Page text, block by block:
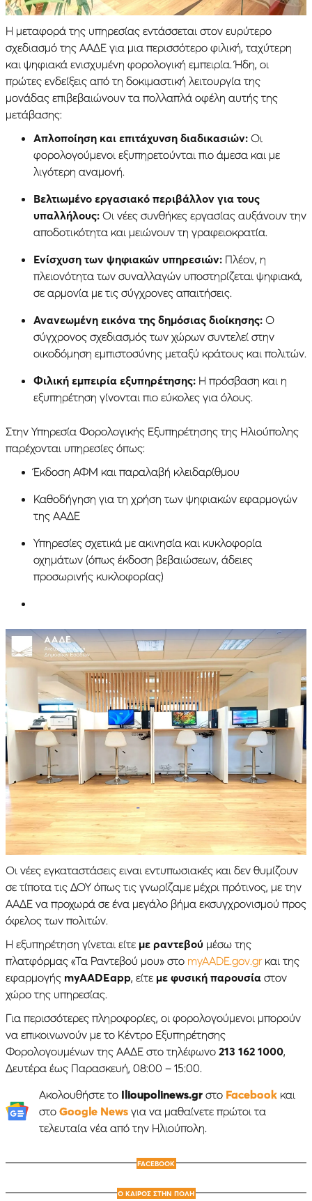
Η μεταφορά της υπηρεσίας εντάσσεται στον ευρύτερο
σχεδιασμό της ΑΑΔΕ για μια περισσότερο φιλική, ταχύτερη
και ψηφιακά ενισχυμένη φορολογική εμπειρία. Ήδη, οι
πρώτες ενδείξεις από τη δοκιμαστική λειτουργία της
μονάδας επιβεβαιώνουν τα πολλαπλά οφέλη αυτής της
μετάβασης:
Απλοποίηση και επιτάχυνση διαδικασιών: Οι
φορολογούμενοι εξυπηρετούνται πιο άμεσα και με
λιγότερη αναμονή.
Βελτιωμένο εργασιακό περιβάλλον για τους
υπαλλήλους: Οι νέες συνθήκες εργασίας αυξάνουν την
αποδοτικότητα και μειώνουν τη γραφειοκρατία.
Ενίσχυση των ψηφιακών υπηρεσιών: Πλέον, η
πλειονότητα των συναλλαγών υποστηρίζεται ψηφιακά,
σε αρμονία με τις σύγχρονες απαιτήσεις.
Ανανεωμένη εικόνα της δημόσιας διοίκησης: Ο
σύγχρονος σχεδιασμός των χώρων συντελεί στην
οικοδόμηση εμπιστοσύνης μεταξύ κράτους και πολιτών.
Φιλική εμπειρία εξυπηρέτησης: Η πρόσβαση και η
εξυπηρέτηση γίνονται πιο εύκολες για όλους.
Στην Υπηρεσία Φορολογικής Εξυπηρέτησης της Ηλιούπολης
παρέχονται υπηρεσίες όπως:
Έκδοση ΑΦΜ και παραλαβή κλειδαρίθμου
Καθοδήγηση για τη χρήση των ψηφιακών εφαρμογών
της ΑΑΔΕ
Υπηρεσίες σχετικά με ακινησία και κυκλοφορία
οχημάτων (όπως έκδοση βεβαιώσεων, άδειες
προσωρινής κυκλοφορίας)
Oι νέες εγκαταστάσεις ειναι εντυπωσιακές και δεν θυμίζουν
σε τίποτα τις ΔΟΥ όπως τις γνωρίζαμε μέχρι πρότινος, με την
ΑΑΔΕ να προχωρά σε ένα μεγάλο βήμα εκσυγχρονισμού προς
όφελος των πολιτών.
Η εξυπηρέτηση γίνεται είτε με ραντεβού μέσω της
πλατφόρμας «Τα Ραντεβού μου» στο myAADE.gov.grκαι της
εφαρμογής myAADEapp, είτε με φυσική παρουσία στον
χώρο της υπηρεσίας.
Για περισσότερες πληροφορίες, οι φορολογούμενοι μπορούν
να επικοινωνούν με το Κέντρο Εξυπηρέτησης
Φορολογουμένων της ΑΑΔΕ στο τηλέφωνο 213 162 1000,
Δευτέρα έως Παρασκευή, 08:00 – 15:00.
Ακολουθήστε το Ilioupolinews.grστο Facebookκαι
στο Google Newsγια να μαθαίνετε πρώτοι τα
τελευταία νέα από την Ηλιούπολη.
FACEBOOK
Ο ΚΑΙΡΟΣ ΣΤΗΝ ΠΟΛΗ